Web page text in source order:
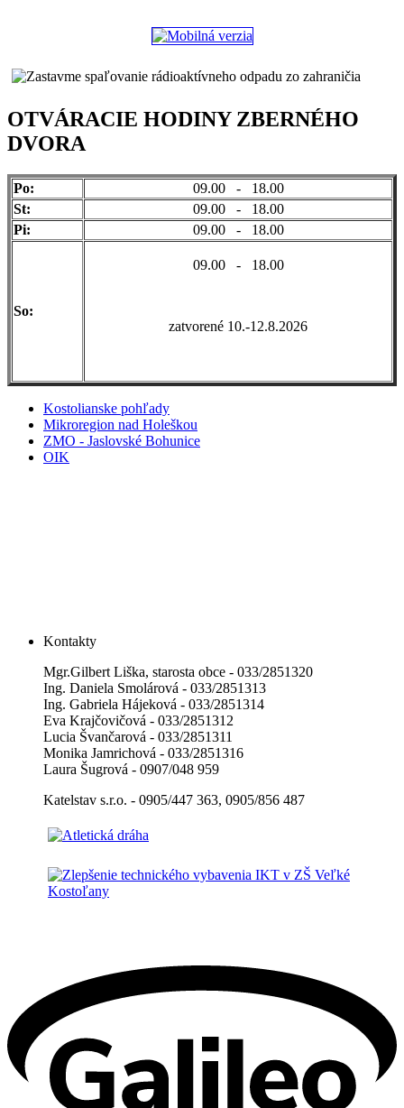
OTVÁRACIE HODINY ZBERNÉHO
DVORA
Po:
09.00 - 18.00
St:
09.00 - 18.00
Pi:
09.00 - 18.00
So:
09.00 - 18.00
zatvorené 10.-12.8.2026
Kostolianske pohľady
Mikroregion nad Holeškou
ZMO - Jaslovské Bohunice
OIK
Kontakty
Mgr.Gilbert Liška, starosta obce - 033/2851320
Ing. Daniela Smolárová - 033/2851313
Ing. Gabriela Hájeková - 033/2851314
Eva Krajčovičová - 033/2851312
Lucia Švančarová - 033/2851311
Monika Jamrichová - 033/2851316
Laura Šugrová - 0907/048 959
Katelstav s.r.o. - 0905/447 363, 0905/856 487